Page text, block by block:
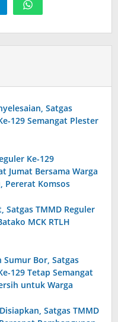
Satgas
129 Semangat Plester
Ke-129
Jumat Bersama Warga
Pererat Komsos
Satgas TMMD Reguler
MCK RTLH
Sumur Bor, Satgas
129 Tetap Semangat
untuk Warga
Satgas TMMD